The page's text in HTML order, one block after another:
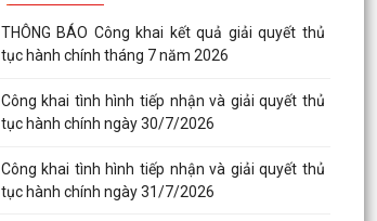
THÔNG BÁO Công khai kết quả giải quyết thủ
tục hành chính tháng 7 năm 2026
Công khai tình hình tiếp nhận và giải quyết thủ
tục hành chính ngày 30/7/2026
Công khai tình hình tiếp nhận và giải quyết thủ
tục hành chính ngày 31/7/2026